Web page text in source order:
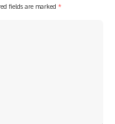
fields are marked *